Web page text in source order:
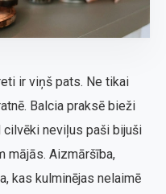
ir viņš pats. Ne tikai
Balcia praksē bieži
cilvēki neviļus paši bijuši
mājās. Aizmāršība,
kas kulminējas nelaimē